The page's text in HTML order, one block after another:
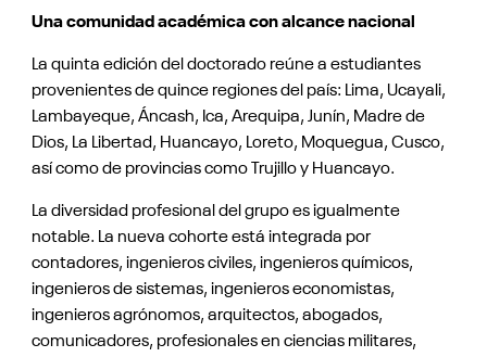
Una comunidad académica con alcance nacional
La quinta edición del doctorado reúne a estudiantes
provenientes de quince regiones del país: Lima, Ucayali,
Lambayeque, Áncash, Ica, Arequipa, Junín, Madre de
Dios, La Libertad, Huancayo, Loreto, Moquegua, Cusco,
así como de provincias como Trujillo y Huancayo.
La diversidad profesional del grupo es igualmente
notable. La nueva cohorte está integrada por
contadores, ingenieros civiles, ingenieros químicos,
ingenieros de sistemas, ingenieros economistas,
ingenieros agrónomos, arquitectos, abogados,
comunicadores, profesionales en ciencias militares,